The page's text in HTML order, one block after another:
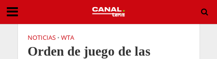
NOTICIAS • WTA
Orden de juego de las